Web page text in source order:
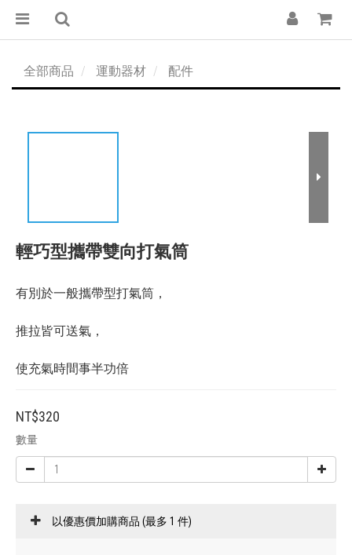
全部商品 運動器材 配件
輕巧型攜帶雙向打氣筒
有別於一般攜帶型打氣筒，
推拉皆可送氣，
使充氣時間事半功倍
NT$320
數量
以優惠價加購商品 (最多 1 件)